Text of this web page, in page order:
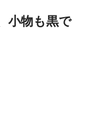
小物も黒で